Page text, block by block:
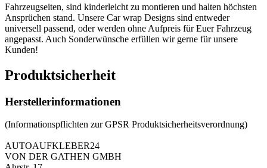
Fahrzeugseiten, sind kinderleicht zu montieren und halten höchsten
Ansprüchen stand. Unsere Car wrap Designs sind entweder
universell passend, oder werden ohne Aufpreis für Euer Fahrzeug
angepasst. Auch Sonderwünsche erfüllen wir gerne für unsere
Kunden!
Produktsicherheit
Herstellerinformationen
(Informationspflichten zur GPSR Produktsicherheitsverordnung)
AUTOAUFKLEBER24
VON DER GATHEN GMBH